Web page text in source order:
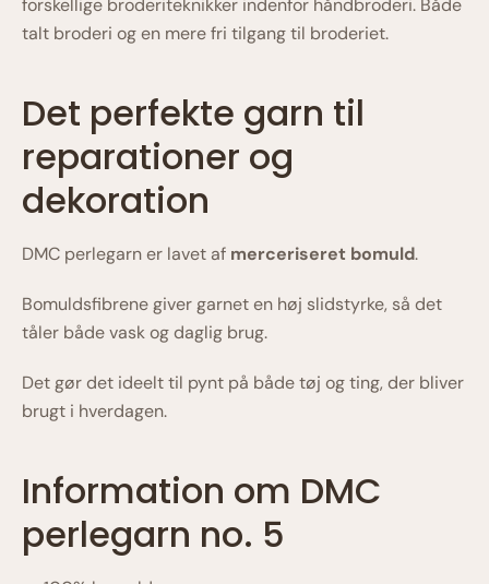
forskellige broderiteknikker indenfor håndbroderi. Både
talt broderi og en mere fri tilgang til broderiet.
Det perfekte garn til
reparationer og
dekoration
DMC perlegarn er lavet af merceriseret bomuld.
Bomuldsfibrene giver garnet en høj slidstyrke, så det
tåler både vask og daglig brug.
Det gør det ideelt til pynt på både tøj og ting, der bliver
brugt i hverdagen.
Information om DMC
perlegarn no. 5